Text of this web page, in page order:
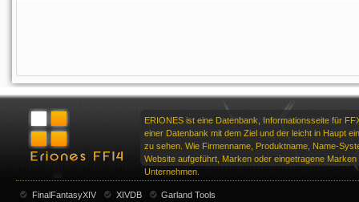
ERIONES ist eine Datenbank, Informationsseite für
einer Datenbank mit dem Ziel und der leicht in Haupt
zu sehen. Wie Firmenname, Produktname, Name-
Website aufgeführt, Marken oder eingetragene Marken
Unternehmen.
FinalFantasyXIV XIVDB Garland Tools